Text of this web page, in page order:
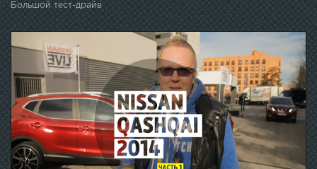
Большой тест-драйв